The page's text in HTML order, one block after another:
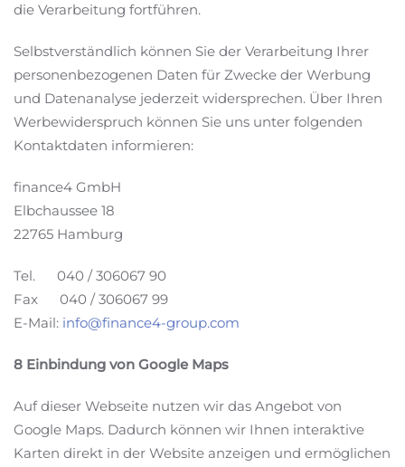
die Verarbeitung fortführen.
Selbstverständlich können Sie der Verarbeitung Ihrer
personenbezogenen Daten für Zwecke der Werbung
und Datenanalyse jederzeit widersprechen. Über Ihren
Werbewiderspruch können Sie uns unter folgenden
Kontaktdaten informieren:
finance4 GmbH
Elbchaussee 18
22765 Hamburg
Tel. 040 / 306067 90
Fax 040 / 306067 99
E-Mail: info@finance4-group.com
8 Einbindung von Google Maps
Auf dieser Webseite nutzen wir das Angebot von
Google Maps. Dadurch können wir Ihnen interaktive
Karten direkt in der Website anzeigen und ermöglichen